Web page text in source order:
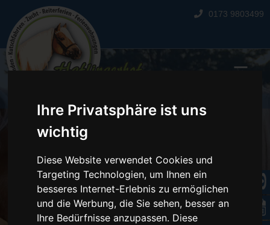
Ihre Privatsphäre ist uns
wichtig
Diese Website verwendet Cookies und
Targeting Technologien, um Ihnen ein
besseres Internet-Erlebnis zu ermöglichen
und die Werbung, die Sie sehen, besser an
Ihre Bedürfnisse anzupassen. Diese
0173 9803499
☰